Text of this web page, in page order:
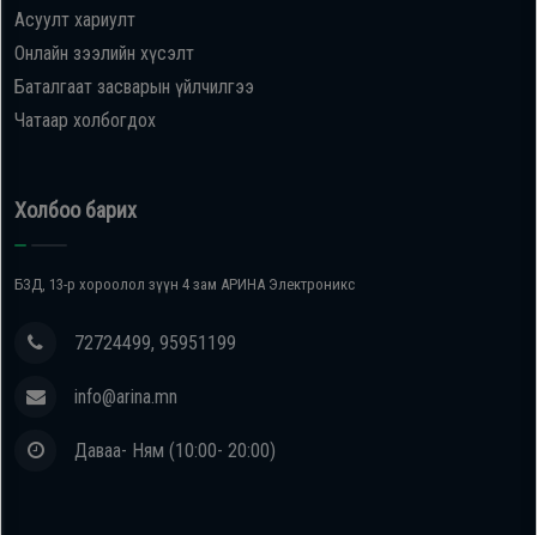
Асуулт хариулт
Онлайн зээлийн хүсэлт
Баталгаат засварын үйлчилгээ
Чатаар холбогдох
Холбоо барих
БЗД, 13-р хороолол зүүн 4 зам АРИНА Электроникс
72724499, 95951199
info@arina.mn
Даваа- Ням (10:00- 20:00)